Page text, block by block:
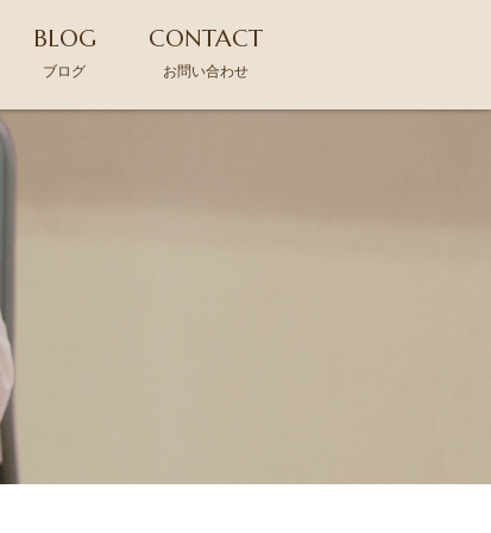
BLOG
ブログ
CONTACT
お問い合わせ